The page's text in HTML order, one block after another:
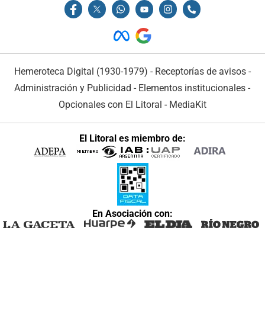
Hemeroteca Digital (1930-1979) - Receptorías de avisos -
Administración y Publicidad - Elementos institucionales -
Opcionales con El Litoral - MediaKit
El Litoral es miembro de:
En Asociación con: